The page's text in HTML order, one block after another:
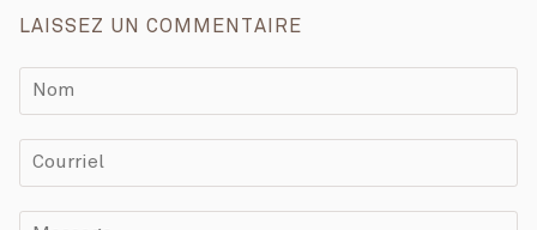
LAISSEZ UN COMMENTAIRE